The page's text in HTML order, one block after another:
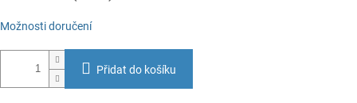
Možnosti doručení
Přidat do košíku